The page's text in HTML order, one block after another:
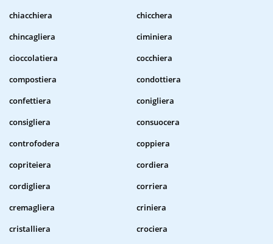
chiacchiera
chicchera
chincagliera
ciminiera
cioccolatiera
cocchiera
compostiera
condottiera
confettiera
conigliera
consigliera
consuocera
controfodera
coppiera
copriteiera
cordiera
cordigliera
corriera
cremagliera
criniera
cristalliera
crociera